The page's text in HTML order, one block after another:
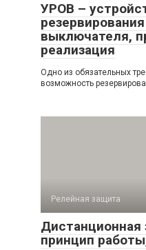
УРОВ –
выключателя,
реализация
Одно из обязательных
возможность
Релейная защита
Дистанционная
принцип